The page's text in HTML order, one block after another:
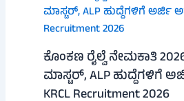
ಕೊಂಕಣ ರೈಲ್ವೆ ನೇಮಕಾತಿ
ಮಾಸ್ಟರ್, ALP ಹುದ್ದೆಗಳಿಗೆ
KRCL Recruitment 2026